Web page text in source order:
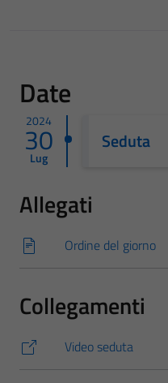
Date
2024
30
Lug
Seduta
Allegati
Ordine del giorno
Collegamenti
Video seduta